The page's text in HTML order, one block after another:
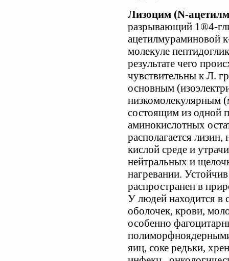
Лизоцим (N-
разрывающий 1®4-
ацетилмураминовой
молекуле
результате чего
чувствительны к Л.
основным
низкомолекулярным
состоящим из одной
аминокислотных
располагается
кислой среде и
нейтральных и
нагревании.
распространен в
У людей находится в
оболочек, крови,
особенно
яиц, соке редьки,